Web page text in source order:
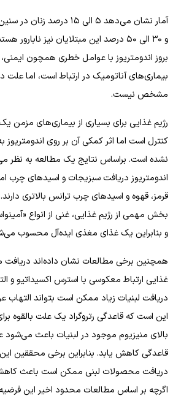
آمار نشان می‌دهد ۵ الی ۱۵
و ۳۰ الی ۵۰ درصد این مبتلایان نیز
بروز اندومتریوز با عوامل خطری همچون
بیماری‌های آناتومیک در ارتباط است، اما علت
مشخص نیست.
رژیم غذایی برای بسیاری از بیماری‌های مزمن
کنترل است اما اثر کمکی آن بر روی
نشده است. براساس نتایج یک مطالعه به نظر
قرمز، قهوه و اسیدهای چرب ترانس بالاتری
بخش مهمی از رژیم غذایی، غنی از انواع
و بنابراین یک غذای مغذی ایده‌آل محسوب
همچنین برخی مطالعات نشان داده‌اند
غذایی ارتباط معکوسی با استرس اکسیداتیو و
دریافت لبنیات زیاد ممکن است بتواند
این است که قاعدگی رتروگراد یک علت بالقوه
بالای منیزیوم موجود در لبنیات باعث
قاعدگی کاهش یابد. بنابراین برخی محققین
دریافت محصولات لبنی ممکن است باعث
اگرچه بر اساس مطالعات محدود اخیر این